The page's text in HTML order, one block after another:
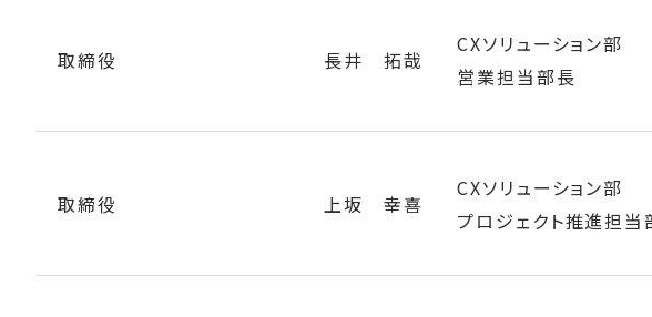
取締役 長井 拓哉
CXソリューション部
CXソリューション部
営業担当部長
取締役 上坂 幸喜
CXソリューション部
プロジェクト推進担当